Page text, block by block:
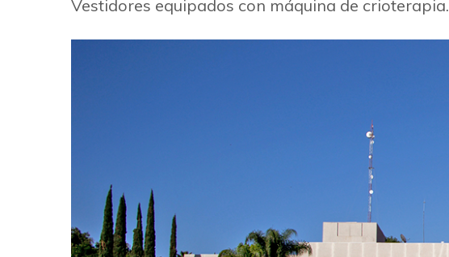
Vestidores equipados con máquina de crioterapia.